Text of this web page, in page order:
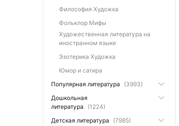
Философия Художка
Фольклор Мифы
Художественная литература на
иностранном языке
Эзотерика Художка
Юмор и сатира
Популярная литература
(3993)
Дошкольная
литература
(1224)
Детская литература
(7985)